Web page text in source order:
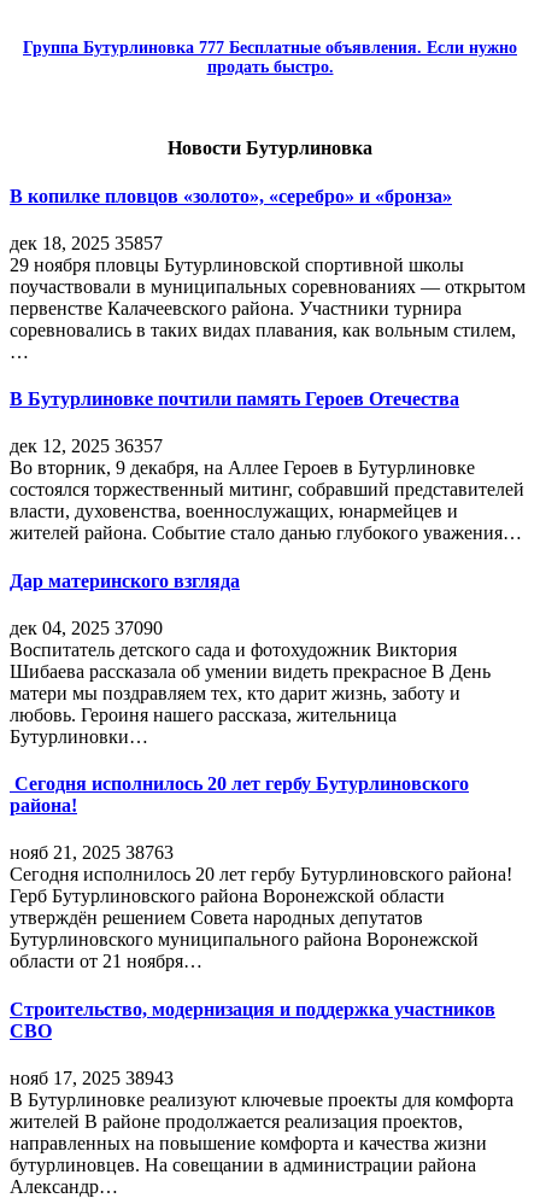
Группа Бутурлиновка 777 Бесплатные объявления. Если нужно
продать быстро.
Новости Бутурлиновка
В копилке пловцов «золото», «серебро» и «бронза»
дек 18, 2025 35857
29 ноября пловцы Бутурлиновской спортивной школы
поучаствовали в муниципальных соревнованиях — открытом
первенстве Калачеевского района. Участники турнира
соревновались в таких видах плавания, как вольным стилем,
…
В Бутурлиновке почтили память Героев Отечества
дек 12, 2025 36357
Во вторник, 9 декабря, на Аллее Героев в Бутурлиновке
состоялся торжественный митинг, собравший представителей
власти, духовенства, военнослужащих, юнармейцев и
жителей района. Событие стало данью глубокого уважения…
Дар материнского взгляда
дек 04, 2025 37090
Воспитатель детского сада и фотохудожник Виктория
Шибаева рассказала об умении видеть прекрасное В День
матери мы поздравляем тех, кто дарит жизнь, заботу и
любовь. Героиня нашего рассказа, жительница
Бутурлиновки…
Сегодня исполнилось 20 лет гербу Бутурлиновского
района!
нояб 21, 2025 38763
Сегодня исполнилось 20 лет гербу Бутурлиновского района!
Герб Бутурлиновского района Воронежской области
утверждён решением Совета народных депутатов
Бутурлиновского муниципального района Воронежской
области от 21 ноября…
Строительство, модернизация и поддержка участников
СВО
нояб 17, 2025 38943
В Бутурлиновке реализуют ключевые проекты для комфорта
жителей В районе продолжается реализация проектов,
направленных на повышение комфорта и качества жизни
бутурлиновцев. На совещании в администрации района
Александр…